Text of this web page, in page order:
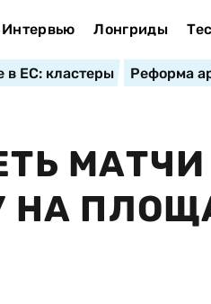
Интервью Лонгриды
в ЕС: кластеры Реформа
МАТЧИ
НА